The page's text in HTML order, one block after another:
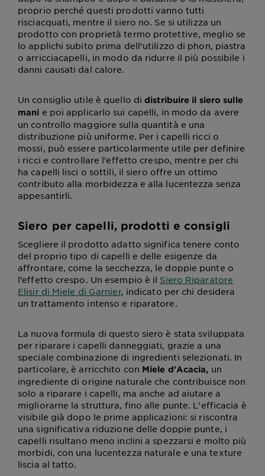
proprio perché questi prodotti vanno tutti
risciacquati, mentre il siero no. Se si utilizza un
prodotto con proprietà termo protettive, meglio se
lo applichi subito prima dell’utilizzo di phon, piastra
o arricciacapelli, in modo da ridurre il più possibile i
danni causati dal calore.
Un consiglio utile è quello didistribuire il siero sulle
mani e poi applicarlo sui capelli, in modo da avere
un controllo maggiore sulla quantità e una
distribuzione più uniforme. Per i capelli ricci o
mossi, può essere particolarmente utile per definire
i ricci e controllare l’effetto crespo, mentre per chi
ha capelli lisci o sottili, il siero offre un ottimo
contributo alla morbidezza e alla lucentezza senza
appesantirli.
Siero per capelli, prodotti e consigli
Scegliere il prodotto adatto significa tenere conto
del proprio tipo di capelli e delle esigenze da
affrontare, come la secchezza, le doppie punte o
l’effetto crespo. Un esempio è il Siero Riparatore
Elisir di Miele di Garnier, indicato per chi desidera
un trattamento intenso e riparatore.
La nuova formula di questo siero è stata sviluppata
per riparare i capelli danneggiati, grazie a una
speciale combinazione di ingredienti selezionati. In
particolare, è arricchito con Miele d'Acacia, un
ingrediente di origine naturale che contribuisce non
solo a riparare i capelli, ma anche ad aiutare a
migliorarne la struttura, fino alle punte. L'efficacia è
visibile già dopo le prime applicazioni: si riscontra
una significativa riduzione delle doppie punte, i
capelli risultano meno inclini a spezzarsi e molto più
morbidi, con una lucentezza naturale e una texture
liscia al tatto.